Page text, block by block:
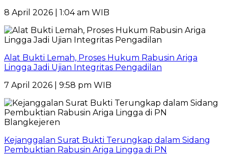
8 April 2026 | 1:04 am WIB
Alat Bukti Lemah, Proses Hukum Rabusin Ariga
Lingga Jadi Ujian Integritas Pengadilan
7 April 2026 | 9:58 pm WIB
Kejanggalan Surat Bukti Terungkap dalam Sidang
Pembuktian Rabusin Ariga Lingga di PN